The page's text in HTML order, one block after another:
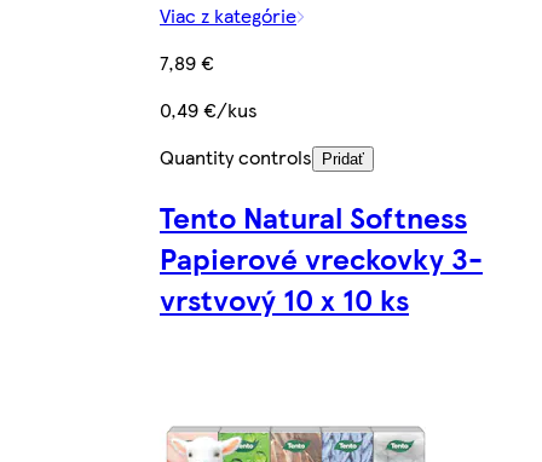
Viac z kategórie
7,89 €
0,49 €/kus
Quantity controls
Pridať
Tento Natural Softness
Papierové vreckovky 3-
vrstvový 10 x 10 ks